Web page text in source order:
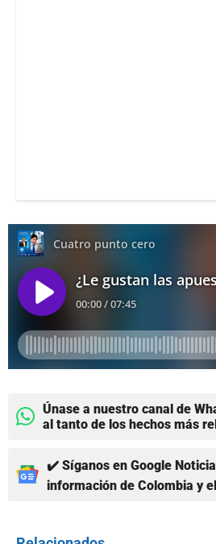
Únase a nuestro canal de
al tanto de los hechos más
✔️ Síganos en Google
información de Colombia y